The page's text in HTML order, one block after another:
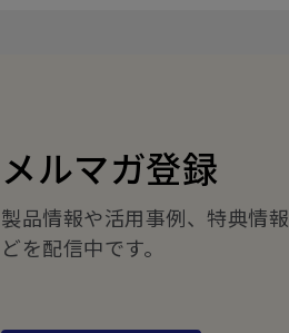
メルマガ登録
製品情報や活用事例、特典情
どを配信中です。